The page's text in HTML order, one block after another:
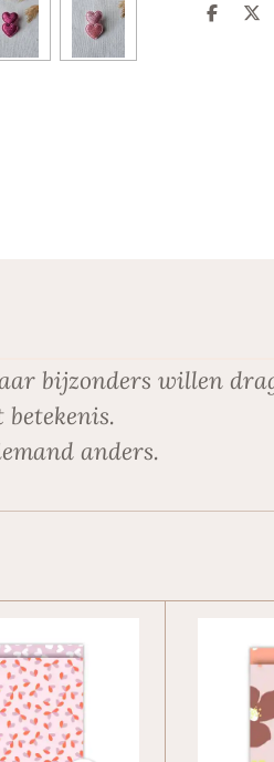
D
D
bijzonders willen
anders.